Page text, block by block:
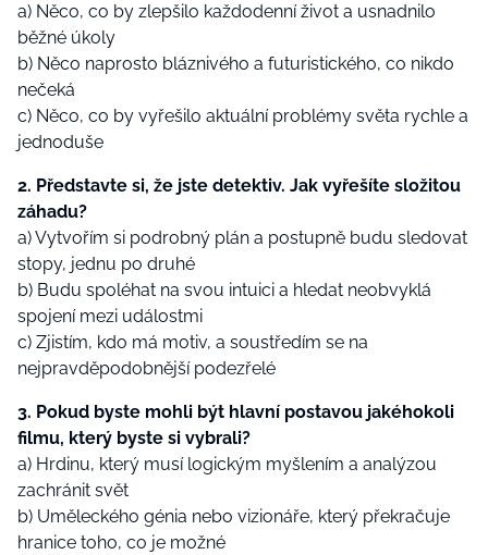
a) Něco, co by zlepšilo každodenní život a usnadnilo
běžné úkoly
b) Něco naprosto bláznivého a futuristického, co nikdo
nečeká
c) Něco, co by vyřešilo aktuální problémy světa rychle a
jednoduše
2. Představte si, že jste detektiv. Jak vyřešíte složitou
záhadu?
a) Vytvořím si podrobný plán a postupně budu sledovat
stopy, jednu po druhé
b) Budu spoléhat na svou intuici a hledat neobvyklá
spojení mezi událostmi
c) Zjistím, kdo má motiv, a soustředím se na
nejpravděpodobnější podezřelé
3. Pokud byste mohli být hlavní postavou jakéhokoli
filmu, který byste si vybrali?
a) Hrdinu, který musí logickým myšlením a analýzou
zachránit svět
b) Uměleckého génia nebo vizionáře, který překračuje
hranice toho, co je možné